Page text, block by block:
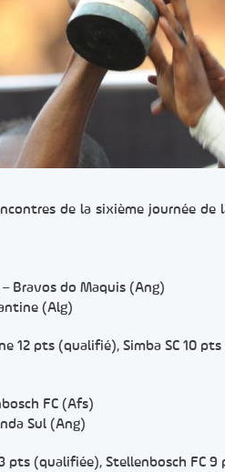
de la sixième journée
Bravos do Maquis (Ang)
(Alg)
12 pts (qualifié), Simba SC 10
FC (Afs)
Sul (Ang)
pts (qualifiée), Stellenbosch FC